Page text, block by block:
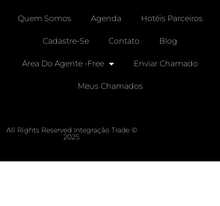
Quem Somos Agenda Hotéis Parceiros
Cadastre-Se Contato Blog
Área Do Agente -free Enviar Chamado
Meus Chamados
All Rights Reserved Integração Trade ©
2025